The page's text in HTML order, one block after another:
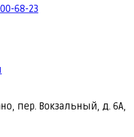
68-23
пер. Вокзальный, д. 6А,